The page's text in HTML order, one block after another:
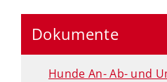
Dokumente
Hunde An- Ab- und